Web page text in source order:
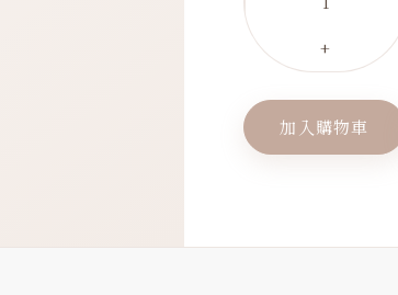
加入購物車